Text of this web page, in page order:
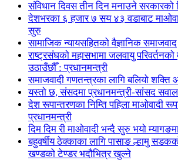
संविधान दिवस तीन दिन मनाउने सरकारको
देशभरका ६ हजार ७ सय ४३ वडाबाट
सुरु
सामाजिक न्यायसहितको वैज्ञानिक समाजवाद
राष्ट्रसंघको महासभामा जलवायु परिवर्तनको
उठाउँछौँ : प्रधानमन्त्री
समाजवादी गणतन्त्रका लागि बलियो शक्ति
यस्तो छ, संसदमा प्रधानमन्त्री-सांसद
देश रूपान्तरणका निम्ति पहिला माओवादी
प्रधानमन्त्री
दिम दिम री माओवादी भन्दै सुरु भयो
बहुवर्षीय ठेक्काका लागि पासाङ ल्हामु
खण्डको टेण्डर भदौभित्र खुल्ने